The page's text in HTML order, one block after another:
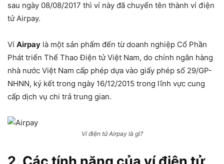
sau ngày 08/08/2017 thì ví này đã chuyển tên thành ví điện
tử Airpay.
Ví Airpay là một sản phẩm đến từ doanh nghiệp Cổ Phần
Phát triển Thể Thao Điện tử Việt Nam, do chính ngân hàng
nhà nước Việt Nam cấp phép dựa vào giấy phép số 29/GP-
NHNN, ký kết trong ngày 16/12/2015 trong lĩnh vực cung
cấp dịch vụ chi trả trung gian.
Ví điện tử Airpay là gì?